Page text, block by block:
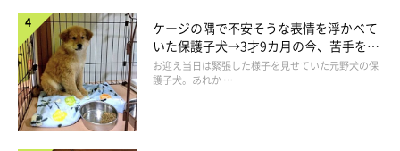
する行動も見せるそうです。
飼い主さん：
「散歩に行くためにハーネスを手にすると、てんは必ず物陰に隠
れるんです。散歩が嫌いなわけではなく、
ケージの隅で不安そうな表情を浮かべて
いた保護子犬→3才9カ月の今、苦手を克
服し頼もしいコに成長！
お迎え当日は緊張した様子を見せていた元野犬の保
護子犬。あれか …